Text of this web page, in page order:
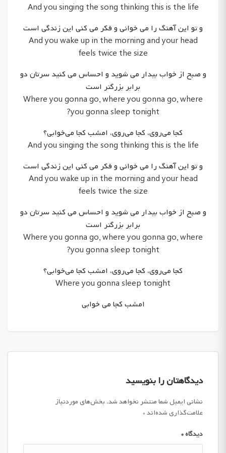
And you singing the song thinking this is the life
و تو این آهنگ را می خوانی و فکر می کنی این زندگی است
And you wake up in the morning and your head
feels twice the size
و صبح از خواب بیدار می شوید و احساس می کنید سرتان دو
برابر بزرگتر است
Where you gonna go, where you gonna go, where
you gonna sleep tonight?
کجا می‌روی، کجا می‌روی، امشب کجا می‌خوابی؟
And you singing the song thinking this is the life
و تو این آهنگ را می خوانی و فکر می کنی این زندگی است
And you wake up in the morning and your head
feels twice the size
و صبح از خواب بیدار می شوید و احساس می کنید سرتان دو
برابر بزرگتر است
Where you gonna go, where you gonna go, where
you gonna sleep tonight?
کجا می‌روی، کجا می‌روی، امشب کجا می‌خوابی؟
Where you gonna sleep tonight
امشب کجا می خوابی
دیدگاهتان را بنویسید
نشانی ایمیل شما منتشر نخواهد شد. بخش‌های موردنیاز
علامت‌گذاری شده‌اند*
دیدگاه*